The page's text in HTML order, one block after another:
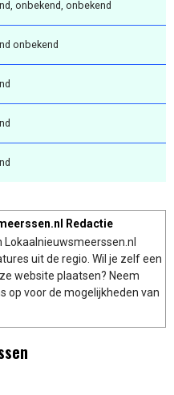
onbekend, onbekend
onbekend
Redactie
Lokaalnieuwsmeerssen.nl
uit de regio. Wil je zelf een
website plaatsen? Neem
op voor de mogelijkheden van